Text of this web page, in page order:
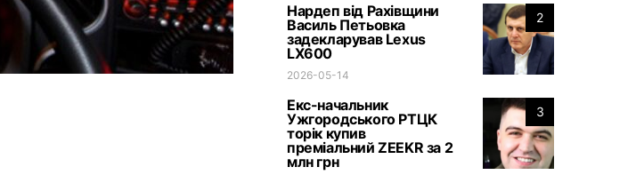
2
Нардеп від Рахівщини
Василь Петьовка
задекларував Lexus
LX600
2026-05-14
3
Екс-начальник
Ужгородського РТЦК
торік купив
преміальний ZEEKR за 2
млн грн